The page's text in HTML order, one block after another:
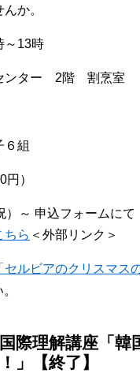
か。
13時
ンター 2階 割烹室
組
）
～ 申込フォームにて
ちら ＜外部リンク＞
セルビアのクリスマス
理解講座「韓
」【終了】